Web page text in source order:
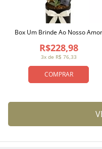
COMPRAR
3x de R$ 76,33
R$228,98
Box Um Brinde Ao Nosso Amor